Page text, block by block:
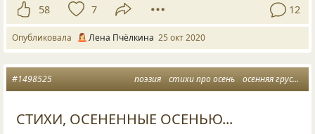
58 7 12
Опубликовала Лена Пчёлкина 25 окт 2020
поэзия стихи про осень осенняя грусть
#1498525
СТИХИ, ОСЕНЕННЫЕ ОСЕНЬЮ...